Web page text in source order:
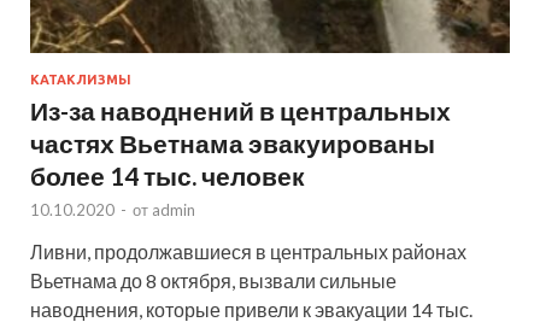
КАТАКЛИЗМЫ
Из-за наводнений в центральных
частях Вьетнама эвакуированы
более 14 тыс. человек
10.10.2020 - от admin
Ливни, продолжавшиеся в центральных районах
Вьетнама до 8 октября, вызвали сильные
наводнения, которые привели к эвакуации 14 тыс.